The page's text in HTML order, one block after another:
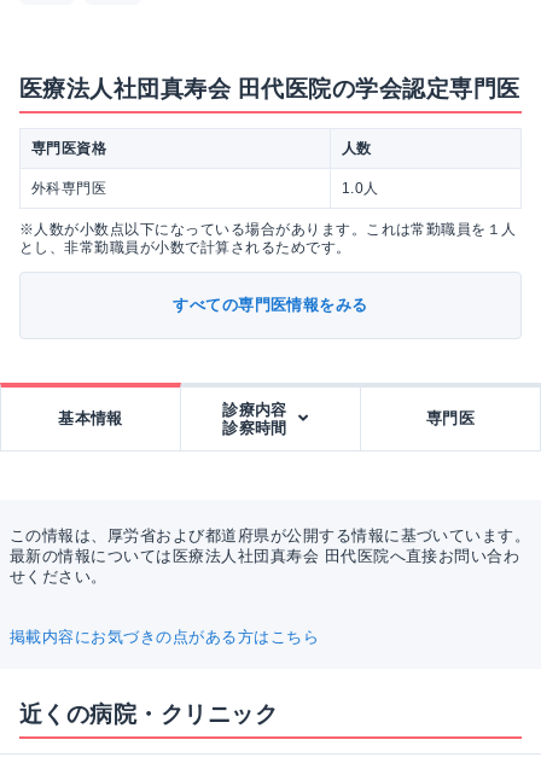
医療法人社団真寿会 田代医院の学会認定専門医
専門医資格 人数
外科専門医 1.0人
※人数が小数点以下になっている場合があります。これは常勤職員を１人
とし、非常勤職員が小数で計算されるためです。
すべての専門医情報をみる
基本情報
診療内容
診察時間
専門医
この情報は、厚労省および都道府県が公開する情報に基づいています。
最新の情報については医療法人社団真寿会 田代医院へ直接お問い合わ
せください。
掲載内容にお気づきの点がある方はこちら
近くの病院・クリニック